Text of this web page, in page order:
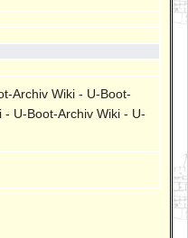
Archiv Wiki - U-Boot-
U-Boot-Archiv Wiki - U-